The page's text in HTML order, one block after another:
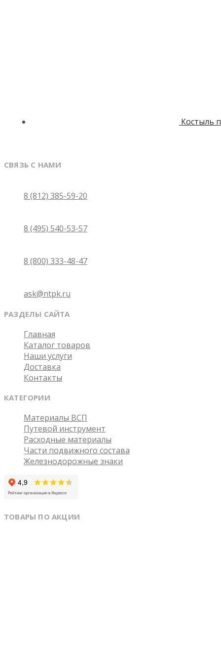
Костыль
СВЯЗЬ С НАМИ
8 (812) 385-59-20
8 (495) 540-53-57
8 (800) 333-48-47
ask@ntpk.ru
РАЗДЕЛЫ САЙТА
Главная
Каталог товаров
Наши услуги
Доставка
Контакты
КАТЕГОРИИ
Материалы ВСП
Путевой инструмент
Расходные материалы
Части подвижного состава
Железнодорожные знаки
ТОВАРЫ ПО АКЦИИ